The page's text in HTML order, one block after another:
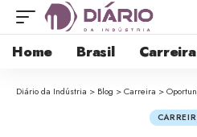
Home Brasil Carreira
Diário da Indústria > Blog >Carreira >Oportunidade